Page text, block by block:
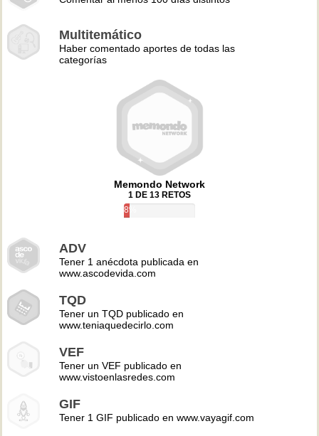
Multitemático
Haber comentado aportes de todas las
categorías
Memondo Network
1 DE 13 RETOS
8%
ADV
Tener 1 anécdota publicada en
www.ascodevida.com
TQD
Tener un TQD publicado en
www.teniaquedecirlo.com
VEF
Tener un VEF publicado en
www.vistoenlasredes.com
GIF
Tener 1 GIF publicado en www.vayagif.com